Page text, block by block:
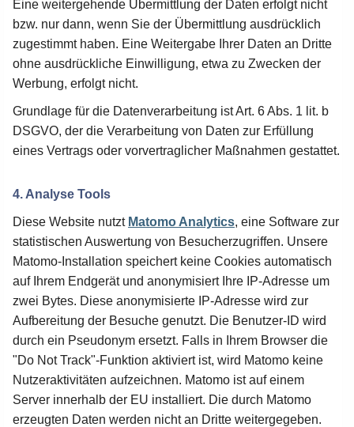
Eine weitergehende Übermittlung der Daten erfolgt nicht
bzw. nur dann, wenn Sie der Übermittlung ausdrücklich
zugestimmt haben. Eine Weitergabe Ihrer Daten an Dritte
ohne ausdrückliche Einwilligung, etwa zu Zwecken der
Werbung, erfolgt nicht.
Grundlage für die Datenverarbeitung ist Art. 6 Abs. 1 lit. b
DSGVO, der die Verarbeitung von Daten zur Erfüllung
eines Vertrags oder vorvertraglicher Maßnahmen gestattet.
4. Analyse Tools
Diese Website nutzt Matomo Analytics, eine Software zur
statistischen Auswertung von Besucherzugriffen. Unsere
Matomo-Installation speichert keine Cookies automatisch
auf Ihrem Endgerät und anonymisiert Ihre IP-Adresse um
zwei Bytes. Diese anonymisierte IP-Adresse wird zur
Aufbereitung der Besuche genutzt. Die Benutzer-ID wird
durch ein Pseudonym ersetzt. Falls in Ihrem Browser die
"Do Not Track"-Funktion aktiviert ist, wird Matomo keine
Nutzeraktivitäten aufzeichnen. Matomo ist auf einem
Server innerhalb der EU installiert. Die durch Matomo
erzeugten Daten werden nicht an Dritte weitergegeben.